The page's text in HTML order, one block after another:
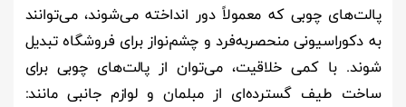
پالت‌های چوبی که معمولاً دور انداخته می‌شوند، می‌توانند
به دکوراسیونی منحصربه‌فرد و چشم‌نواز برای فروشگاه تبدیل
شوند. با کمی خلاقیت، می‌توان از پالت‌های چوبی برای
ساخت طیف گسترده‌ای از مبلمان و لوازم جانبی مانند: